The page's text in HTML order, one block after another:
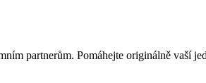
partnerům. Pomáhejte originálně vaší